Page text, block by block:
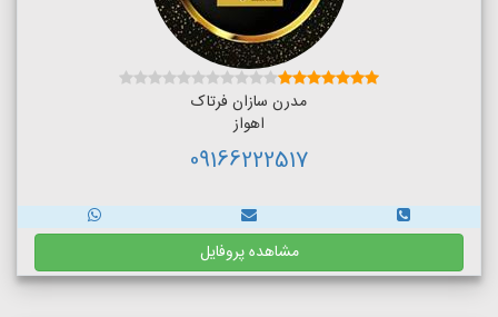
مدرن سازان فرتاک
اهواز
09166222517
مشاهده پروفایل